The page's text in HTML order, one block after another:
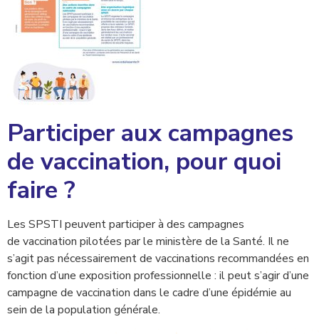
Participer aux campagnes
de vaccination, pour quoi
faire ?
Les SPSTI peuvent participer à des campagnes
de vaccination pilotées par le ministère de la Santé. Il ne
s’agit pas nécessairement de vaccinations recommandées en
fonction d’une exposition professionnelle : il peut s’agir d’une
campagne de vaccination dans le cadre d’une épidémie au
sein de la population générale.